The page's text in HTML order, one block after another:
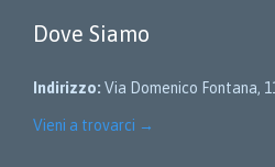
Dove Siamo
Indirizzo: Via Domenico Fontana,
Vieni a trovarci →